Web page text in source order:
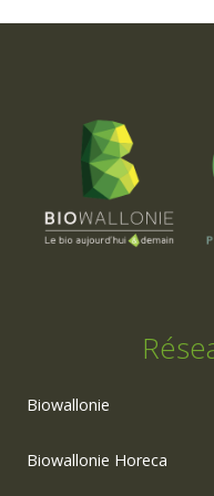
Biowallonie
Biowallonie Horeca